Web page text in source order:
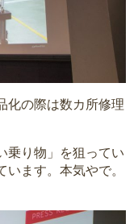
化の際は数カ所修理
乗り物」を狙ってい
ます。本気やで。